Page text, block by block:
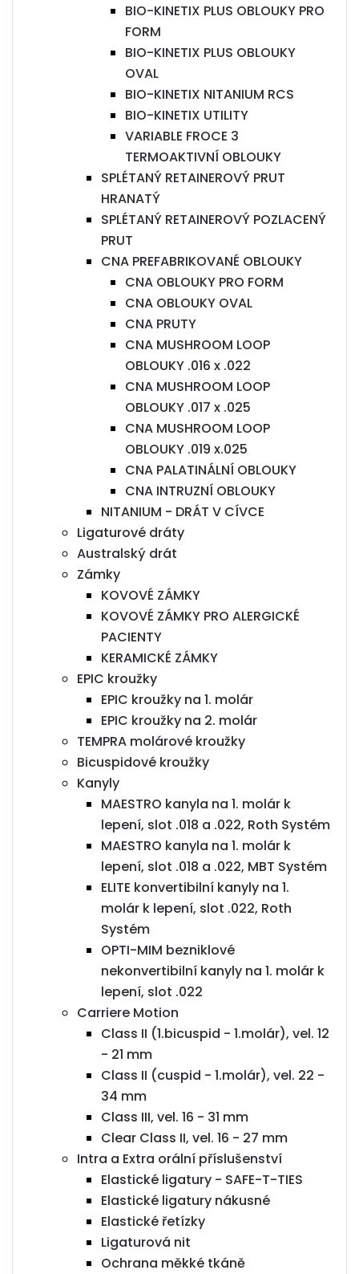
BIO-KINETIX PLUS OBLOUKY PRO
FORM
BIO-KINETIX PLUS OBLOUKY
OVAL
BIO-KINETIX NITANIUM RCS
BIO-KINETIX UTILITY
VARIABLE FROCE 3
TERMOAKTIVNÍ OBLOUKY
SPLÉTANÝ RETAINEROVÝ PRUT
HRANATÝ
SPLÉTANÝ RETAINEROVÝ POZLACENÝ
PRUT
CNA PREFABRIKOVANÉ OBLOUKY
CNA OBLOUKY PRO FORM
CNA OBLOUKY OVAL
CNA PRUTY
CNA MUSHROOM LOOP
OBLOUKY .016 x .022
CNA MUSHROOM LOOP
OBLOUKY .017 x .025
CNA MUSHROOM LOOP
OBLOUKY .019 x.025
CNA PALATINÁLNÍ OBLOUKY
CNA INTRUZNÍ OBLOUKY
NITANIUM - DRÁT V CÍVCE
Ligaturové dráty
Australský drát
Zámky
KOVOVÉ ZÁMKY
KOVOVÉ ZÁMKY PRO ALERGICKÉ
PACIENTY
KERAMICKÉ ZÁMKY
EPIC kroužky
EPIC kroužky na 1. molár
EPIC kroužky na 2. molár
TEMPRA molárové kroužky
Bicuspidové kroužky
Kanyly
MAESTRO kanyla na 1. molár k
lepení, slot .018 a .022, Roth Systém
MAESTRO kanyla na 1. molár k
lepení, slot .018 a .022, MBT Systém
ELITE konvertibilní kanyly na 1.
molár k lepení, slot .022, Roth
Systém
OPTI-MIM bezniklové
nekonvertibilní kanyly na 1. molár k
lepení, slot .022
Carriere Motion
Class II (1.bicuspid - 1.molár), vel. 12
- 21 mm
Class II (cuspid - 1.molár), vel. 22 -
34 mm
Class III, vel. 16 - 31 mm
Clear Class II, vel. 16 - 27 mm
Intra a Extra orální příslušenství
Elastické ligatury - SAFE-T-TIES
Elastické ligatury nákusné
Elastické řetízky
Ligaturová nit
Ochrana měkké tkáně